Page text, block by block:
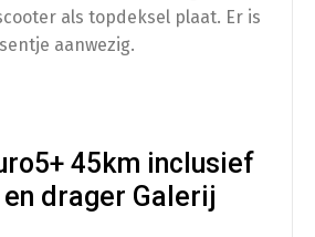
als topdeksel plaat. Er is
aanwezig.
45km inclusief
drager Galerij